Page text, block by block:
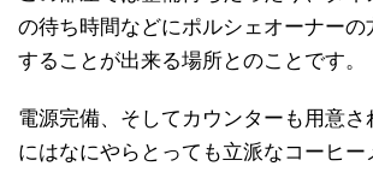
の待ち時間などにポルシェオーナーの
することが出来る場所とのことです。
電源完備、そしてカウンターも用意さ
にはなにやらとっても立派なコーヒー